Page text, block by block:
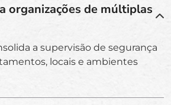
organizações de múltiplas
a supervisão de segurança
locais e ambientes